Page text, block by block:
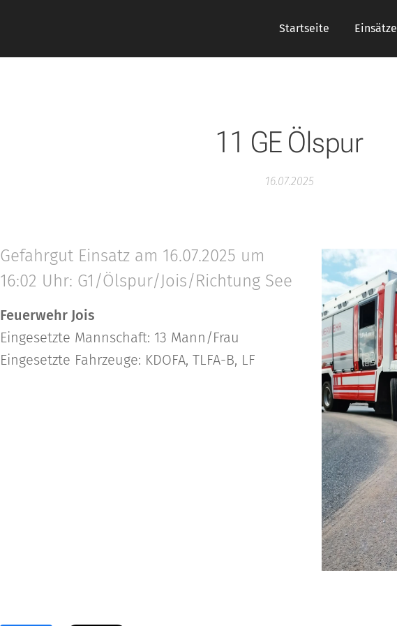
Startseite Einsätze
11 GE Ölspur
16.07.2025
Gefahrgut Einsatz am 16.07.2025 um
16:02 Uhr: G1/Ölspur/Jois/Richtung See
Feuerwehr Jois
Eingesetzte Mannschaft: 13 Mann/Frau
Eingesetzte Fahrzeuge: KDOFA, TLFA-B, LF